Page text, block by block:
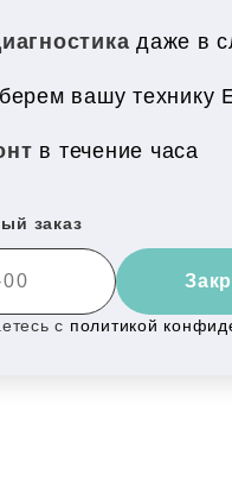
даже в
вашу технику
в течение часа
заказ
с политикой